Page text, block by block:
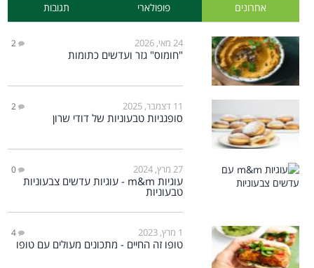
אחרונים פופולארי תגובות
24 מאי, 2026 2
"חומוס" גזר ועדשים כתומות
11 דצמבר, 2025 2
סופגניות טבעוניות של דודי שרון
27 מרץ, 2024 0
עוגיות m&m - עוגיות עדשים צבעוניות
טבעוניות
1 מרץ, 2023 4
טופו זה החיים - מתכונים מעולים עם טופו